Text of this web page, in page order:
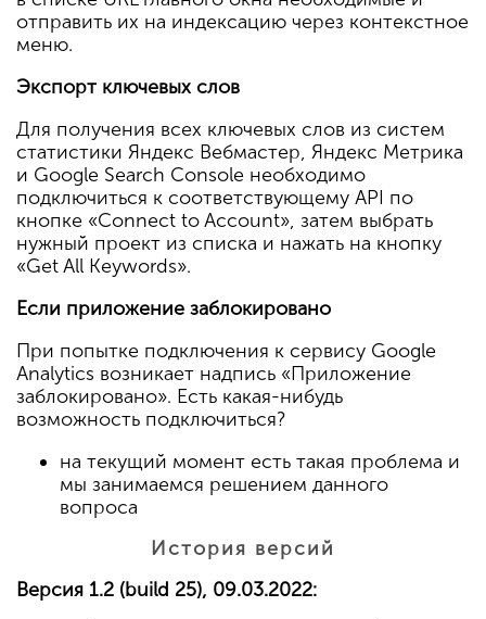
отправить их на индексацию через контекстное
меню.
Экспорт ключевых слов
Для получения всех ключевых слов из систем
статистики Яндекс Вебмастер, Яндекс Метрика
и Google Search Console необходимо
подключиться к соответствующему API по
кнопке «Connect to Account», затем выбрать
нужный проект из списка и нажать на кнопку
«Get All Keywords».
Если приложение заблокировано
При попытке подключения к сервису Google
Analytics возникает надпись «Приложение
заблокировано». Есть какая-нибудь
возможность подключиться?
на текущий момент есть такая проблема и
мы занимаемся решением данного
вопроса
История версий
Версия 1.2 (build 25), 09.03.2022: